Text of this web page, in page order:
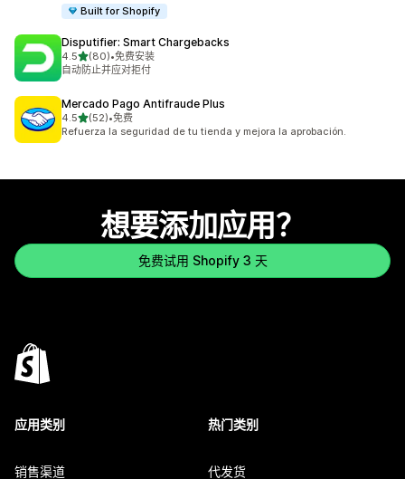
Built for Shopify
Disputifier: Smart Chargebacks
4.5星（满分 5 星）
(80)
总共 80 条评论
•免费安装
自动防止并应对拒付
Mercado Pago Antifraude Plus
4.5星（满分 5 星）
(52)
总共 52 条评论
•免费
Refuerza la seguridad de tu tienda y mejora la aprobación.
想要添加应用？
免费试用 Shopify 3 天
应用类别
销售渠道
热门类别
代发货